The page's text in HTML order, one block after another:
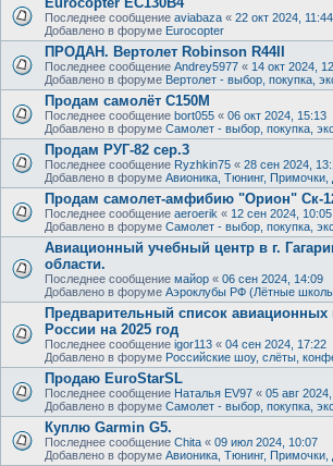
Последнее сообщение aviabaza « 22 окт 2024, 11:44
Добавлено в форуме Eurocopter
ПРОДАН. Вертолет Robinson R44II
Последнее сообщение Andrey5977 « 14 окт 2024,
Добавлено в форуме Вертолет - выбор, покупка,
Продам самолёт С150М
Последнее сообщение bort055 « 06 окт 2024, 15:13
Добавлено в форуме Самолет - выбор, покупка,
Продам РУГ-82 сер.3
Последнее сообщение Ryzhkin75 « 28 сен 2024,
Добавлено в форуме Авионика, Тюнинг,
Продам самолет-амфибию "Орион" Ск-
Последнее сообщение aeroerik « 12 сен 2024, 10:05
Добавлено в форуме Самолет - выбор, покупка,
Авиационный учебный центр в г.
области.
Последнее сообщение майор « 06 сен 2024, 14:09
Добавлено в форуме Аэроклубы РФ (Лётные
Предварительный список авиационных
России на 2025 год
Последнее сообщение igor113 « 04 сен 2024, 17:22
Добавлено в форуме Российские шоу, слёты,
Продаю EuroStarSL
Последнее сообщение Наталья EV97 « 05 авг
Добавлено в форуме Самолет - выбор, покупка,
Куплю Garmin G5.
Последнее сообщение Chita « 09 июл 2024, 10:07
Добавлено в форуме Авионика, Тюнинг,